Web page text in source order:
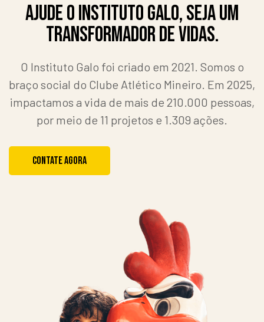
AJUDE O INSTITUTO GALO, SEJA UM
TRANSFORMADOR DE VIDAS.
O Instituto Galo foi criado em 2021. Somos o
braço social do Clube Atlético Mineiro. Em 2025,
impactamos a vida de mais de 210.000 pessoas,
por meio de 11 projetos e 1.309 ações.
CONTATE AGORA